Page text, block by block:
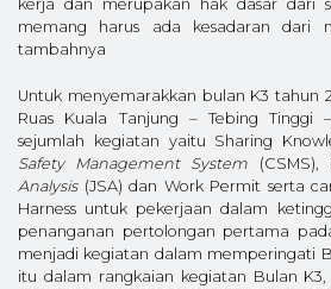
kerja dan merupakan hak dasar dari
memang harus ada kesadaran dari
tambahnya
Untuk menyemarakkan bulan K3 tahun
Ruas Kuala Tanjung – Tebing Tinggi
sejumlah kegiatan yaitu Sharing
Safety Management System
Analysis(JSA) dan Work Permit serta
Harness untuk pekerjaan dalam
penanganan pertolongan pertama
menjadi kegiatan dalam memperingati
itu dalam rangkaian kegiatan Bulan